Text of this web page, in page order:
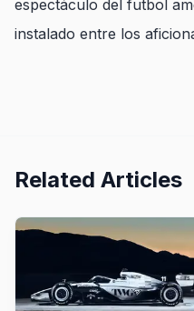
espectáculo del futbol
instalado entre los
Related Articles